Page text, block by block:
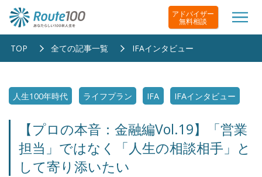
アドバイザー
無料相談
TOP 全ての記事一覧 IFAインタビュー
人生100年時代 ライフプラン IFA IFAインタビュー
【プロの本音：金融編Vol.19】「営業
担当」ではなく「人生の相談相手」と
して寄り添いたい